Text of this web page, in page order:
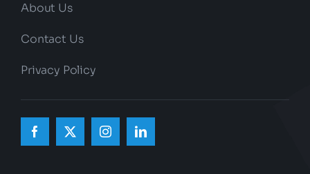
About Us
Contact Us
Privacy Policy